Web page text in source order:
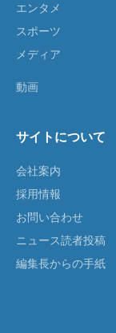
エンタメ
スポーツ
メディア
動画
サイトについて
会社案内
採用情報
お問い合わせ
ニュース読者投稿
編集長からの手紙